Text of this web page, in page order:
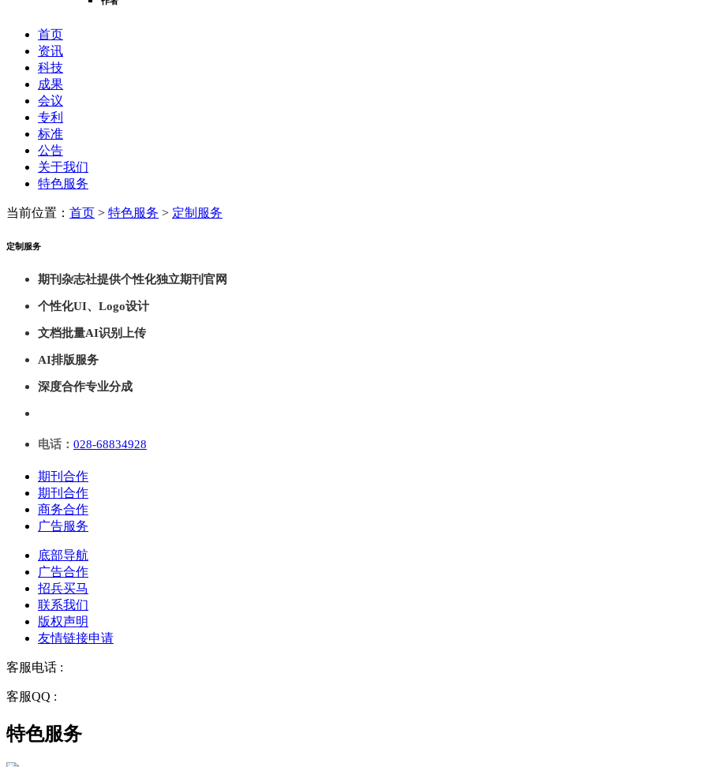
首页
资讯
科技
成果
会议
专利
标准
公告
关于我们
特色服务
当前位置： 首页 > 特色服务 > 定制服务
定制服务
期刊杂志社提供个性化独立期刊官网
个性化UI、Logo设计
文档批量AI识别上传
AI排版服务
深度合作专业分成
电话： 028-68834928
期刊合作
期刊合作
商务合作
广告服务
底部导航
广告合作
招兵买马
联系我们
版权声明
友情链接申请
客服电话 :
客服QQ :
特色服务